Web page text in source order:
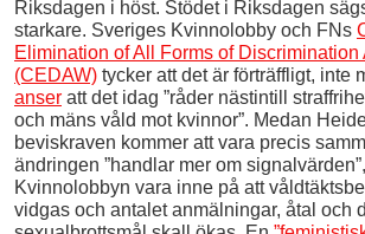
Riksdagen i höst. Stödet i Riksdagen
starkare. Sveriges Kvinnolobby och FNs
Elimination of All Forms of Discrimination
(CEDAW) tycker att det är förträffligt, inte
anser att det idag ”råder nästintill
och mäns våld mot kvinnor”. Medan
beviskraven kommer att vara precis
ändringen ”handlar mer om
Kvinnolobbyn vara inne på att
vidgas och antalet anmälningar, åtal och